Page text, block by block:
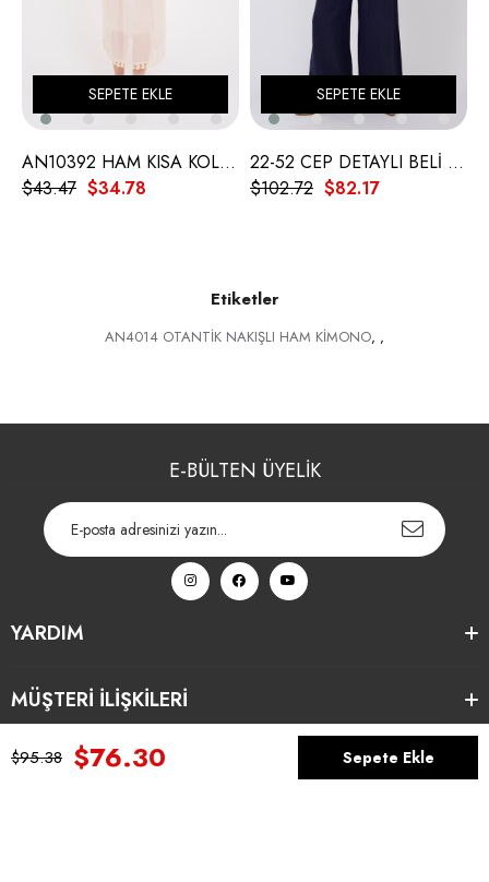
$95.38 $76.30
AN10392 HAM KISA KOL DÜŞ KAPANI ELBİSE
$34.78
$43.47
SEPETE EKLE
22-52 CEP DETAYLI BELİ LASTİKLİ KETEN PANTOLON
$82.17
$102.72
SEPETE EKLE
Etiketler
AN4014 OTANTİK NAKIŞLI HAM KİMONO, ,
KURUMSAL
MÜŞTERİ İLİŞKİLERİ
YARDIM
E-BÜLTEN ÜYELİK
Sepetim Üye Girişi